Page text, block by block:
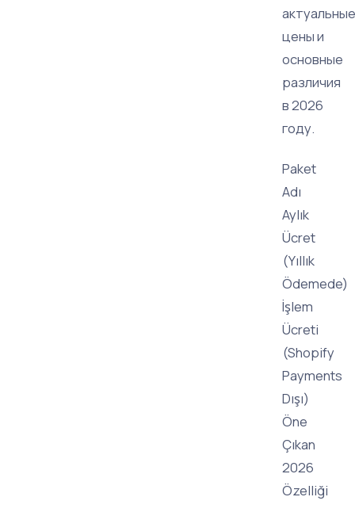
актуальные
цены и
основные
различия
в 2026
году.
Paket
Adı
Aylık
Ücret
(Yıllık
Ödemede)
İşlem
Ücreti
(Shopify
Payments
Dışı)
Öne
Çıkan
2026
Özelliği